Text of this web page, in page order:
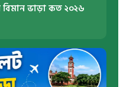
বিমান ভাড়া কত ২০২৬